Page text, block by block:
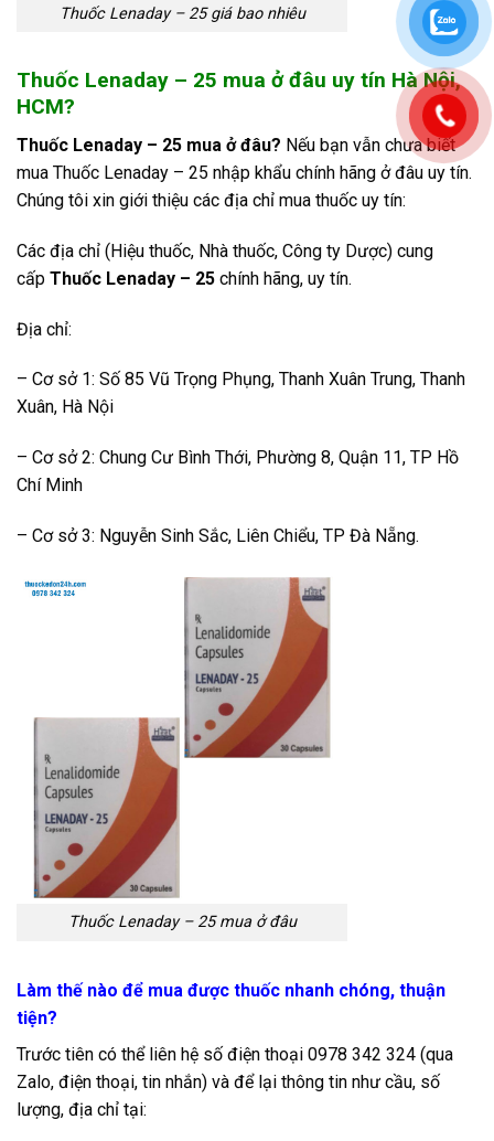
Thuốc Lenaday – 25 giá bao nhiêu
Thuốc Lenaday – 25 mua ở đâu uy tín Hà Nội,
HCM?
Thuốc Lenaday – 25 mua ở đâu? Nếu bạn vẫn chưa biết
mua Thuốc Lenaday – 25 nhập khẩu chính hãng ở đâu uy tín.
Chúng tôi xin giới thiệu các địa chỉ mua thuốc uy tín:
Các địa chỉ (Hiệu thuốc, Nhà thuốc, Công ty Dược) cung
cấp Thuốc Lenaday – 25 chính hãng, uy tín.
Địa chỉ:
– Cơ sở 1: Số 85 Vũ Trọng Phụng, Thanh Xuân Trung, Thanh
Xuân, Hà Nội
– Cơ sở 2: Chung Cư Bình Thới, Phường 8, Quận 11, TP Hồ
Chí Minh
– Cơ sở 3: Nguyễn Sinh Sắc, Liên Chiểu, TP Đà Nẵng.
Thuốc Lenaday – 25 mua ở đâu
Làm thế nào để mua được thuốc nhanh chóng, thuận
tiện?
Trước tiên có thể liên hệ số điện thoại 0978 342 324 (qua
Zalo, điện thoại, tin nhắn) và để lại thông tin như cầu, số
lượng, địa chỉ tại: